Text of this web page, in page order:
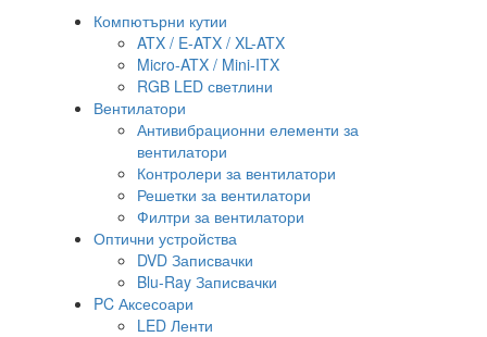
Компютърни кутии
ATX / E-ATX / XL-ATX
Micro-ATX / Mini-ITX
RGB LED светлини
Вентилатори
Антивибрационни елементи за
вентилатори
Контролери за вентилатори
Решетки за вентилатори
Филтри за вентилатори
Оптични устройства
DVD Записвачки
Blu-Ray Записвачки
PC Аксесоари
LED Ленти